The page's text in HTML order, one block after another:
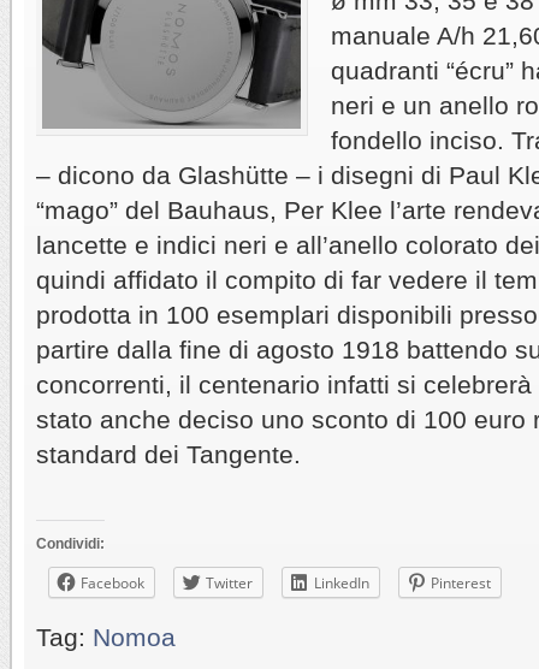
manuale A/h
quadranti “écru”
neri e un anello
fondello inciso.
– dicono da Glashütte – i disegni di Paul
“mago” del Bauhaus, Per Klee l’arte
lancette e indici neri e all’anello colorato
quindi affidato il compito di far vedere il
prodotta in 100 esemplari disponibili
partire dalla fine di agosto 1918 battendo
concorrenti, il centenario infatti si celebrerà
stato anche deciso uno sconto di 100 euro
standard dei Tangente.
Condividi:
Facebook Twitter LinkedIn Pinterest
Tag: Nomoa